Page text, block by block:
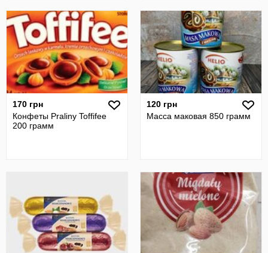
170 грн
Конфеты Praliny Toffifee
200 грамм
120 грн
Масса маковая 850 грамм